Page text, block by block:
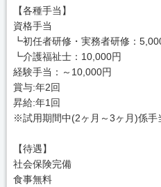
【各種手当】
資格手当
┗初任者研修・実務者研修：
┗介護福祉士：10,000円
経験手当：～10,000円
賞与:年2回
昇給:年1回
※試用期間中(2ヶ月～3ヶ月)係手
【待遇】
社会保険完備
食事無料